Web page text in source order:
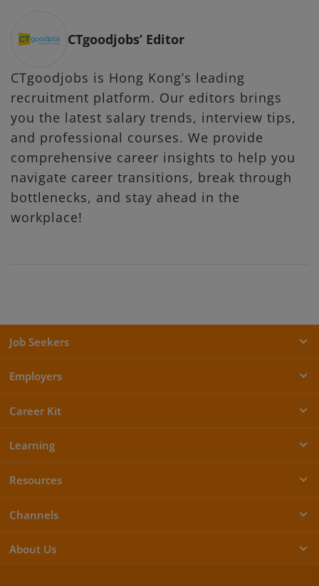
CTgoodjobs’ Editor
CTgoodjobs is Hong Kong’s leading
recruitment platform. Our editors brings
you the latest salary trends, interview tips,
and professional courses. We provide
comprehensive career insights to help you
navigate career transitions, break through
bottlenecks, and stay ahead in the
workplace!
Job Seekers
Employers
Career Kit
Learning
Resources
Channels
About Us